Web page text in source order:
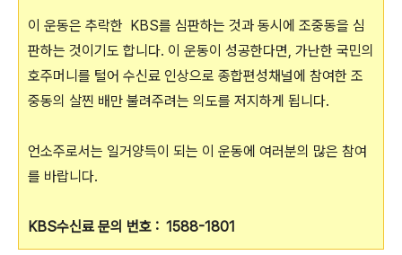
이 운동은 추락한 KBS를 심판하는 것과 동시에 조중동을 심
판하는 것이기도 합니다. 이 운동이 성공한다면, 가난한 국민의
호주머니를 털어 수신료 인상으로 종합편성채널에 참여한 조
중동의 살찐 배만 불려주려는 의도를 저지하게 됩니다.
언소주로서는 일거양득이 되는 이 운동에 여러분의 많은 참여
를 바랍니다.
KBS수신료 문의 번호 : 1588-1801